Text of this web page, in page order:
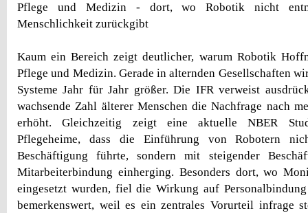
Pflege und Medizin - dort, wo Robotik nicht
Menschlichkeit zurückgibt
Kaum ein Bereich zeigt deutlicher, warum Robotik
Pflege und Medizin. Gerade in alternden Gesellschaften
Systeme Jahr für Jahr größer. Die IFR verweist
wachsende Zahl älterer Menschen die Nachfrage nach
erhöht. Gleichzeitig zeigt eine aktuelle NBER
Pflegeheime, dass die Einführung von Robotern
Beschäftigung führte, sondern mit steigender
Mitarbeiterbindung einherging. Besonders dort, wo
eingesetzt wurden, fiel die Wirkung auf
bemerkenswert, weil es ein zentrales Vorurteil infrage